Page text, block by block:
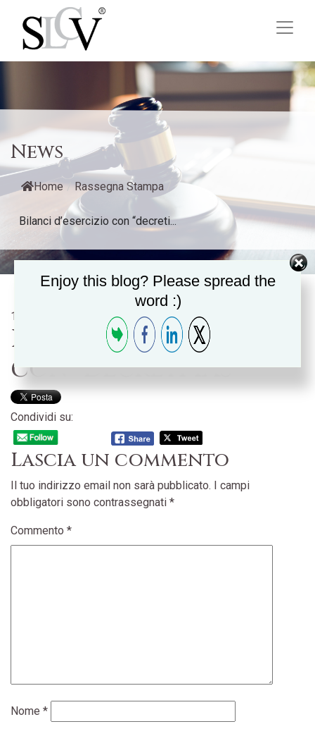
News
Home / Rassegna Stampa
Bilanci d’esercizio con “decreti...
16 Febbraio 2011
Bilanci d’esercizio
con “decreti IAS”
Condividi su:
Lascia un commento
Il tuo indirizzo email non sarà pubblicato. I campi
obbligatori sono contrassegnati *
Commento *
Nome *
Enjoy this blog? Please spread the
word :)